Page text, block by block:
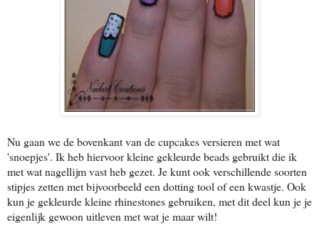
Nu gaan we de bovenkant van de cupcakes versieren met wat
'snoepjes'. Ik heb hiervoor kleine gekleurde beads gebruikt die ik
met wat nagellijm vast heb gezet. Je kunt ook verschillende soorten
stipjes zetten met bijvoorbeeld een dotting tool of een kwastje. Ook
kun je gekleurde kleine rhinestones gebruiken, met dit deel kun je je
eigenlijk gewoon uitleven met wat je maar wilt!